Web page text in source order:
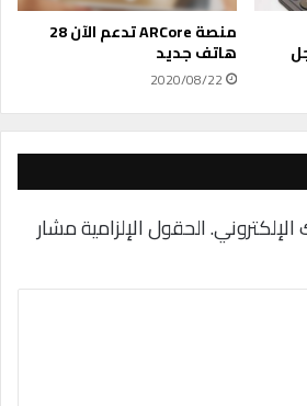
منصة ARCore تدعم الآن 28
هاتف جديد
2020/08/22
الحقول الإلزامية مشار